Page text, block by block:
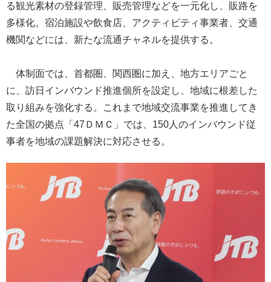
る観光素材の登録管理、販売管理などを一元化し、販路を
多様化。宿泊施設や飲食店、アクティビティ事業者、交通
機関などには、新たな流通チャネルを提供する。
体制面では、首都圏、関西圏に加え、地方エリアごと
に、訪日インバウンド推進個所を設定し、地域に根差した
取り組みを強化する。これまで地域交流事業を推進してき
た全国の拠点「47ＤＭＣ」では、150人のインバウンド従
事者を地域の課題解決に対応させる。